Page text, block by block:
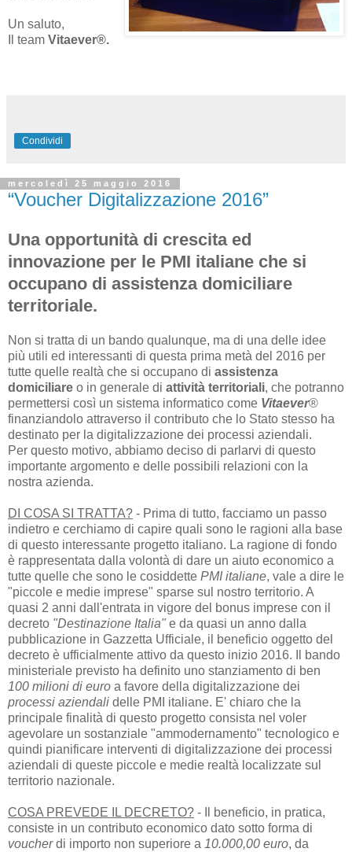
Un saluto,
Il team Vitaever®.
Condividi
mercoledì 25 maggio 2016
“Voucher Digitalizzazione 2016”
Una opportunità di crescita ed
innovazione per le PMI italiane che si
occupano di assistenza domiciliare
territoriale.
Non si tratta di un bando qualunque, ma di una delle idee
più utili ed interessanti di questa prima metà del 2016 per
tutte quelle realtà che si occupano di assistenza
domiciliare o in generale di attività territoriali, che potranno
permettersi così un sistema informatico come Vitaever®
finanziandolo attraverso il contributo che lo Stato stesso ha
destinato per la digitalizzazione dei processi aziendali.
Per questo motivo, abbiamo deciso di parlarvi di questo
importante argomento e delle possibili relazioni con la
nostra azienda.
DI COSA SI TRATTA? - Prima di tutto, facciamo un passo
indietro e cerchiamo di capire quali sono le ragioni alla base
di questo interessante progetto italiano. La ragione di fondo
è rappresentata dalla volontà di dare un aiuto economico a
tutte quelle che sono le cosiddette PMI italiane, vale a dire le
"piccole e medie imprese" sparse sul nostro territorio. A
quasi 2 anni dall'entrata in vigore del bonus imprese con il
decreto "Destinazione Italia" e da quasi un anno dalla
pubblicazione in Gazzetta Ufficiale, il beneficio oggetto del
decreto è ufficialmente attivo da questo inizio 2016. Il bando
ministeriale previsto ha definito uno stanziamento di ben
100 milioni di euro a favore della digitalizzazione dei
processi aziendali delle PMI italiane. E' chiaro che la
principale finalità di questo progetto consista nel voler
agevolare un sostanziale "ammodernamento" tecnologico e
quindi pianificare interventi di digitalizzazione dei processi
aziendali di queste piccole e medie realtà localizzate sul
territorio nazionale.
COSA PREVEDE IL DECRETO? - Il beneficio, in pratica,
consiste in un contributo economico dato sotto forma di
voucherdi importo non superiore a 10.000,00 euro, da